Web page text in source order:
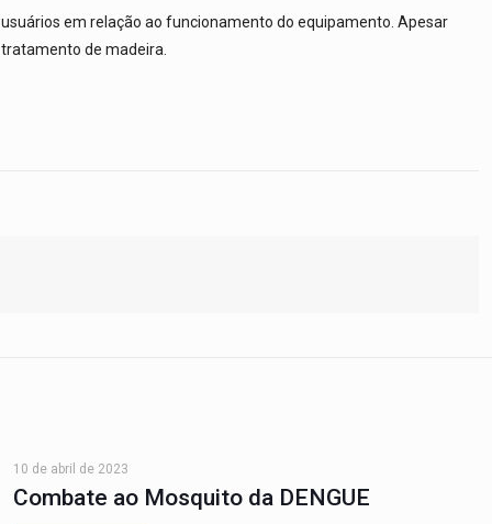
em relação ao funcionamento do equipamento. Apesar
de madeira.
10 de abril de 2023
Combate ao Mosquito da DENGUE